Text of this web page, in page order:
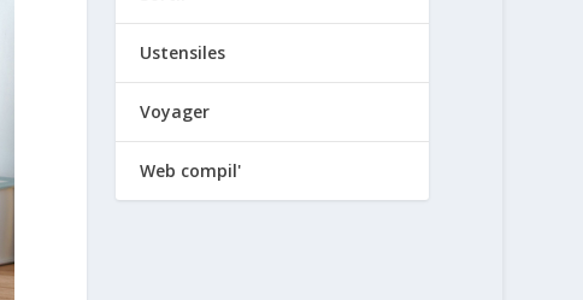
Ustensiles
Voyager
Web compil'